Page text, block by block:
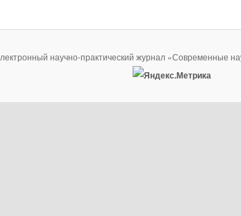
научно-практический журнал «Современные